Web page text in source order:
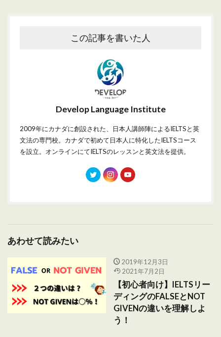
この記事を書いた人
Develop Language Institute
2009年にカナダに創設された、日本人講師陣によるIELTSと英
文法の専門校。カナダで初めて日本人に特化したIELTSコース
を設立。オンラインにてIELTSのレッスンと英文法を提供。
あわせて読みたい
2019年12月3日
2021年7月2日
【初心者向け】IELTSリー
ディングのFALSEとNOT
GIVENの違いを理解しよ
う！